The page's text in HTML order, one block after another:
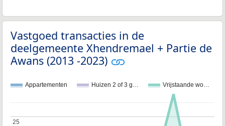
Vastgoed transacties in de
deelgemeente Xhendremael + Partie de
Awans (2013 -2023)
Appartementen Huizen 2 of 3 g… Vrijstaande wo…
25
25